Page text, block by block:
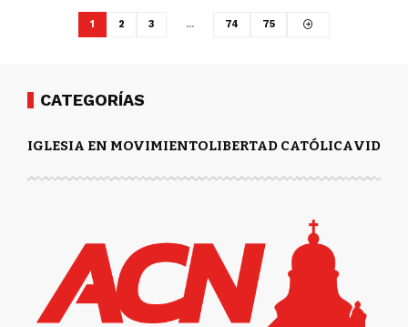
1 2 3 … 74 75
CATEGORÍAS
IGLESIA EN MOVIMIENTOLIBERTAD CATÓLICAVIDA